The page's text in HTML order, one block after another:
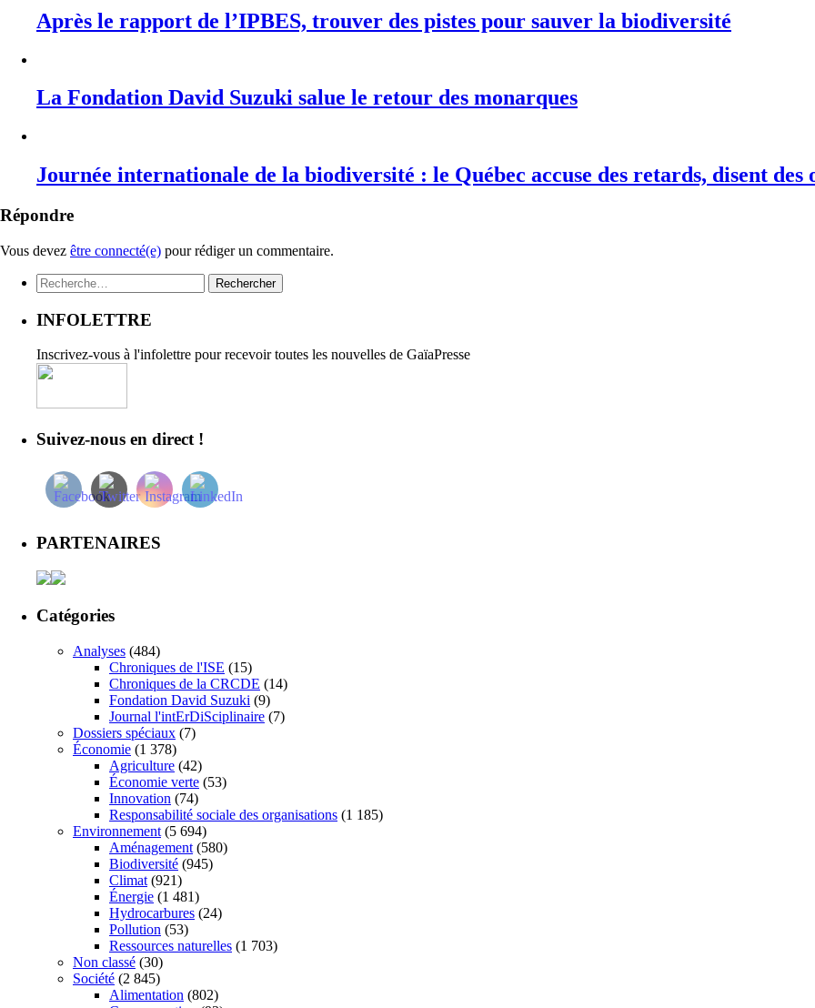
Après le rapport de l’IPBES, trouver des pistes pour sauver la biodiversité
La Fondation David Suzuki salue le retour des monarques
Journée internationale de la biodiversité : le Québec accuse des retards, disent des
Répondre
Vous devez être connecté(e) pour rédiger un commentaire.
Rechercher :
INFOLETTRE
Inscrivez-vous à l'infolettre pour recevoir toutes les nouvelles de GaïaPresse
Suivez-nous en direct !
PARTENAIRES
Catégories
Analyses (484)
Chroniques de l'ISE (15)
Chroniques de la CRCDE (14)
Fondation David Suzuki (9)
Journal l'intErDiSciplinaire (7)
Dossiers spéciaux (7)
Économie (1 378)
Agriculture (42)
Économie verte (53)
Innovation (74)
Responsabilité sociale des organisations (1 185)
Environnement (5 694)
Aménagement (580)
Biodiversité (945)
Climat (921)
Énergie (1 481)
Hydrocarbures (24)
Pollution (53)
Ressources naturelles (1 703)
Non classé (30)
Société (2 845)
Alimentation (802)